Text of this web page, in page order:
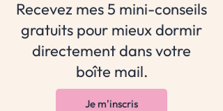
Recevez mes 5 mini-conseils
gratuits pour mieux dormir
directement dans votre
boîte mail.
Je m'inscris